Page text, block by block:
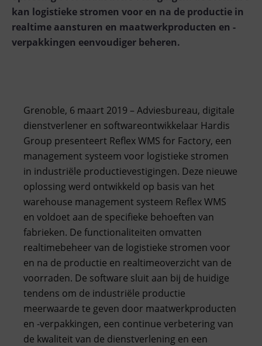
kan logistieke stromen voor en na de productie in
realtime aansturen en maatwerkproducten en -
verpakkingen eenvoudiger beheren.
Grenoble, 6 maart 2019 – Adviesbureau, digitale
dienstverlener en softwareontwikkelaar Hardis
Group presenteert Reflex WMS for Factory, een
management systeem voor logistieke stromen
in industriële productievestigingen. Deze nieuwe
oplossing werd ontwikkeld op basis van het
warehouse management systeem Reflex WMS
en voldoet aan de specifieke behoeften van
fabrieken. De functionaliteiten omvatten
realtimebeheer van de logistieke stromen voor
en na de productie en realtimeoverzicht van de
voorraden. De software sluit aan bij de huidige
tendens om de industriële productie
meerwaarde te geven door maatwerkproducten
en -verpakkingen, een continue verbetering van
de kwaliteit van de dienstverlening en een